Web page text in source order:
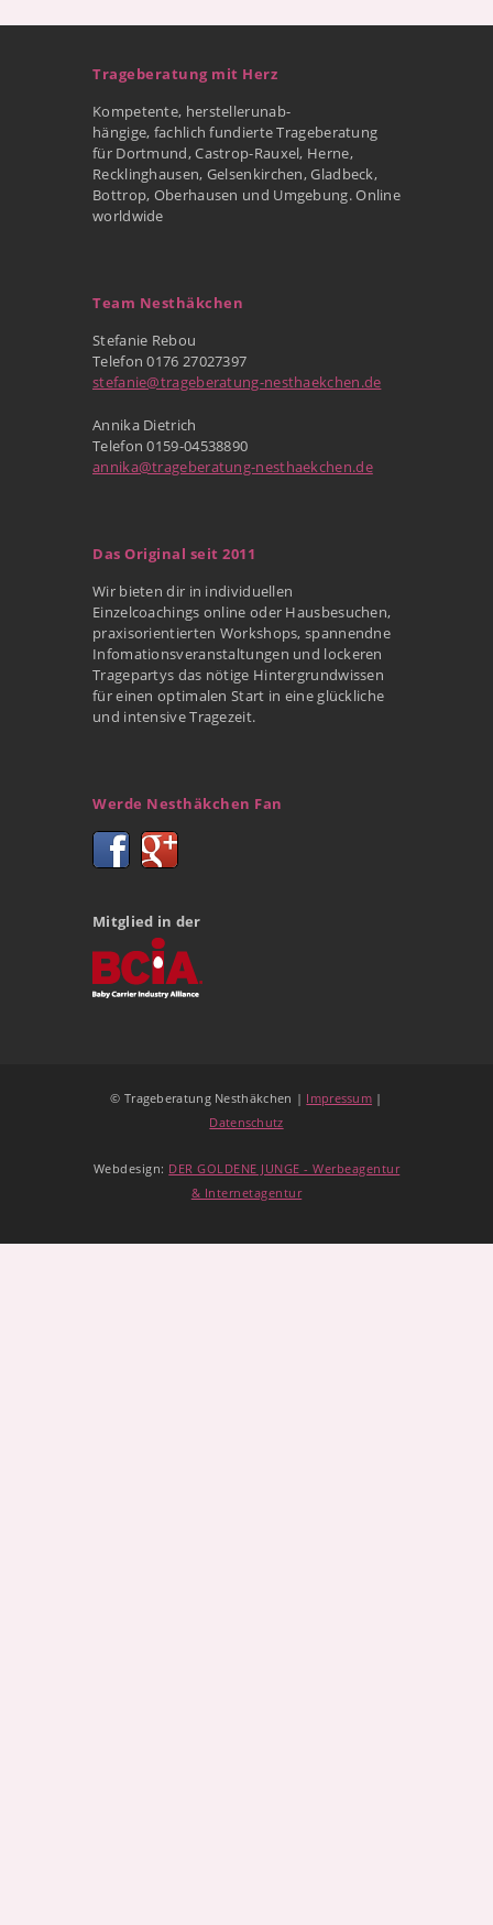
Trageberatung mit Herz
Kompetente, herstellerunab-
hängige, fachlich fundierte Trageberatung
für Dortmund, Castrop-Rauxel, Herne,
Recklinghausen, Gelsenkirchen, Gladbeck,
Bottrop, Oberhausen und Umgebung. Online
worldwide
Team Nesthäkchen
Stefanie Rebou
Telefon 0176 27027397
stefanie@trageberatung-nesthaekchen.de
Annika Dietrich
Telefon 0159-04538890
annika@trageberatung-nesthaekchen.de
Das Original seit 2011
Wir bieten dir in individuellen
Einzelcoachings online oder Hausbesuchen,
praxisorientierten Workshops, spannendne
Infomationsveranstaltungen und lockeren
Tragepartys das nötige Hintergrundwissen
für einen optimalen Start in eine glückliche
und intensive Tragezeit.
Werde Nesthäkchen Fan
Mitglied in der
© Trageberatung Nesthäkchen | Impressum |
Datenschutz
Webdesign: DER GOLDENE JUNGE - Werbeagentur
& Internetagentur